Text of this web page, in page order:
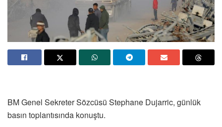
BM Genel Sekreter Sözcüsü Stephane Dujarric, günlük
basın toplantısında konuştu.